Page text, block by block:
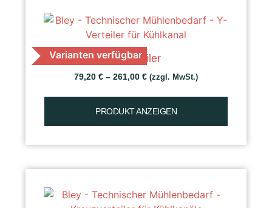
Varianten verfügbar
Y-Verteiler
79,20 € – 261,00 € (zzgl. MwSt.)
PRODUKT ANZEIGEN